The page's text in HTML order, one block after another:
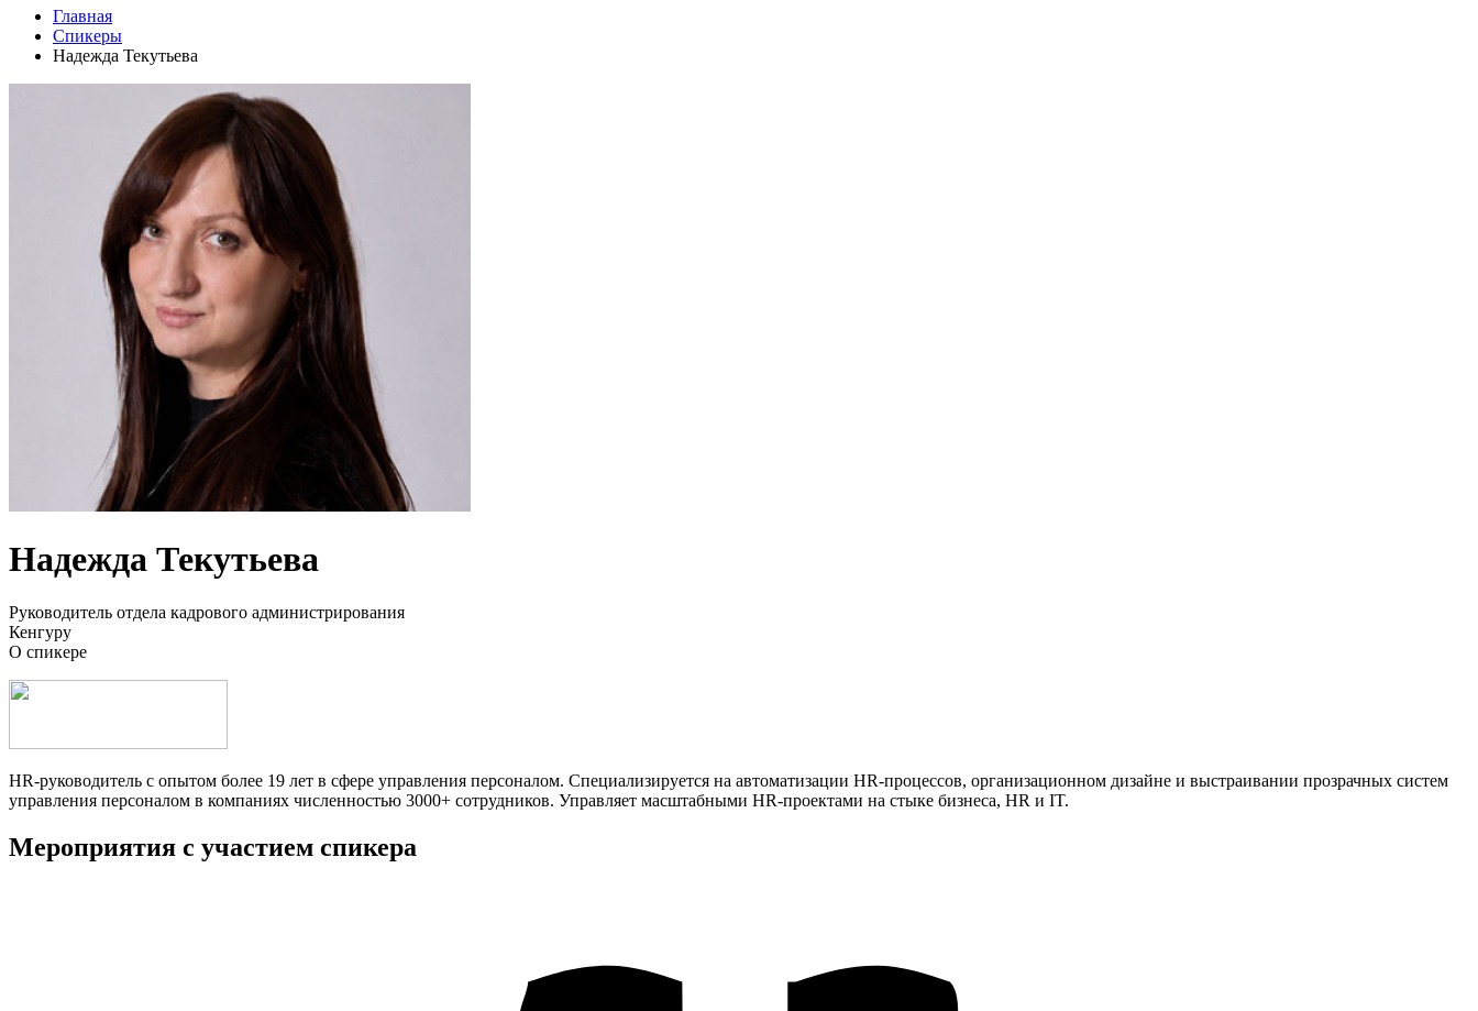
Главная
Спикеры
Надежда Текутьева
Надежда Текутьева
Руководитель отдела кадрового администрирования
Кенгуру
О спикере
HR-руководитель с опытом более 19 лет в сфере управления персоналом. Специализируется на автоматизации HR-процессов, организационном дизайне и выстраивании прозрачных систем
управления персоналом в компаниях численностью 3000+ сотрудников. Управляет масштабными HR-проектами на стыке бизнеса, HR и IT.
Мероприятия с участием спикера